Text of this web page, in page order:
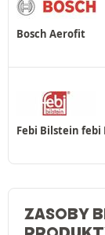
Bosch Aerofit
Febi Bilstein febi
ZASOBY